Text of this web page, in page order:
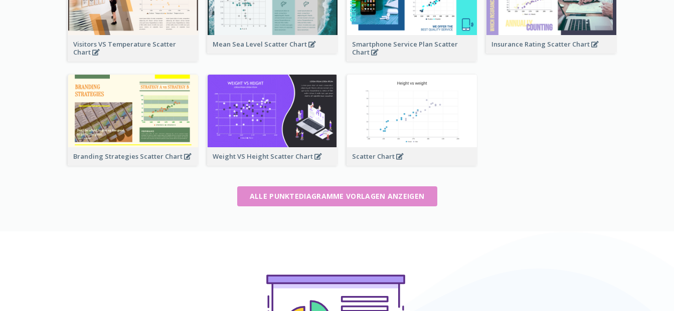
Visitors VS Temperature Scatter
Chart
Mean Sea Level Scatter Chart
Smartphone Service Plan Scatter
Chart
Insurance Rating Scatter Chart
Branding Strategies Scatter Chart Weight VS Height Scatter Chart Scatter Chart
ALLE PUNKTEDIAGRAMME VORLAGEN ANZEIGEN